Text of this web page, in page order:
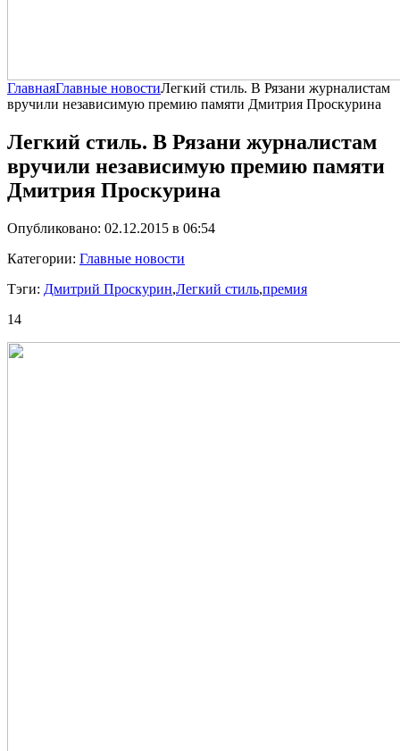
ГлавнаяГлавные новостиЛегкий стиль. В Рязани журналистам
вручили независимую премию памяти Дмитрия Проскурина
Легкий стиль. В Рязани журналистам
вручили независимую премию памяти
Дмитрия Проскурина
Опубликовано: 02.12.2015 в 06:54
Категории: Главные новости
Тэги: Дмитрий Проскурин,Легкий стиль,премия
14